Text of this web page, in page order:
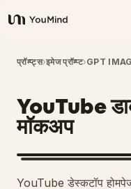
YouMind
अवलोकन
उपयोग के मामले
कौशल
प्रॉम्प्ट्स›इमेज प्रॉम्प्ट›GPT
YouTube
मॉकअप
YouTube डेस्कटॉप